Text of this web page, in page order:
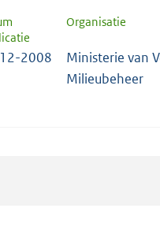
Organisatie
2008
Ministerie van
Milieubeheer